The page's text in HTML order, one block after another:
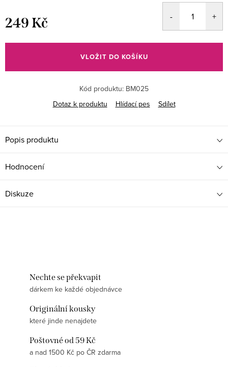
249 Kč
cena:
VLOŽIT DO KOŠÍKU
Kód produktu: BM025
Dotaz k produktu
Hlídací pes Sdílet
Popis produktu
Hodnocení
Diskuze
Nechte se překvapit
dárkem ke každé objednávce
Originální kousky
které jinde nenajdete
Poštovné od 59 Kč
a nad 1500 Kč po ČR zdarma